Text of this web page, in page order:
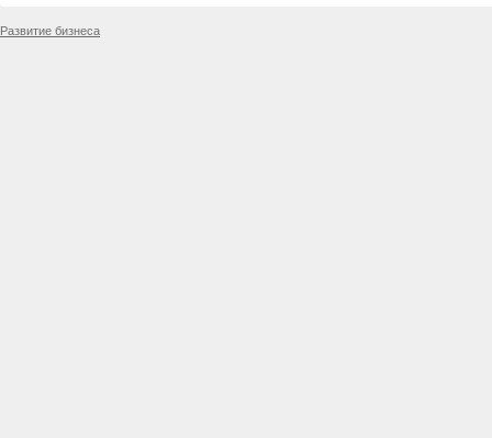
Развитие бизнеса